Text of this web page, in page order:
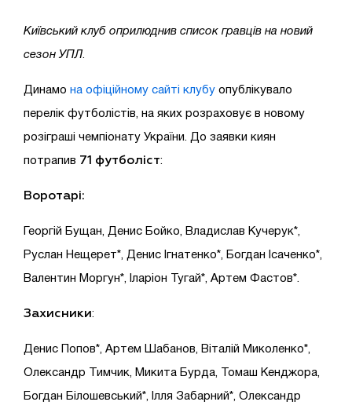
Київський клуб оприлюднив список гравців на новий
сезон УПЛ
Динамо на офіційному сайті клубу опублікувало
перелік футболістів, на яких розраховує в новому
розіграші чемпіонату України. До заявки киян
потрапив 71 футболіст:
Воротарі:
Георгій Бущан, Денис Бойко, Владислав Кучерук*,
Руслан Нещерет*, Денис Ігнатенко*, Богдан Ісаченко*,
Валентин Моргун*, Іларіон Тугай*, Артем Фастов*.
Захисники:
Денис Попов*, Артем Шабанов, Віталій Миколенко*,
Олександр Тимчик, Микита Бурда, Томаш Кенджора,
Богдан Білошевський*, Ілля Забарний*, Олександр